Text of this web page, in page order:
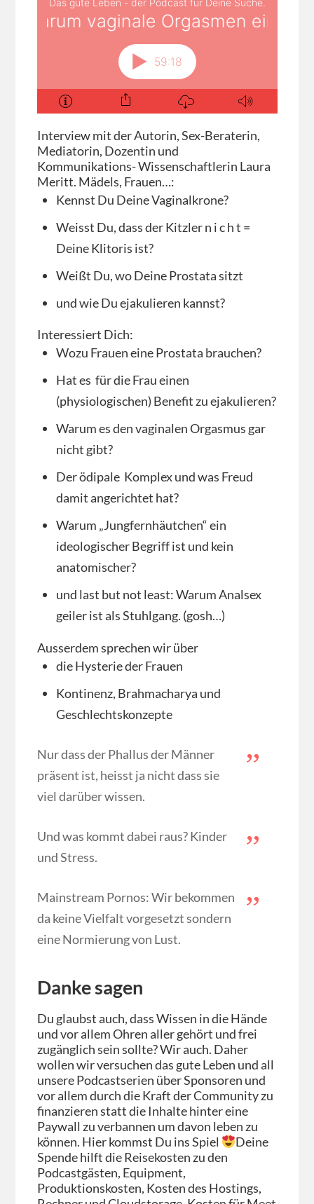
Interview mit der Autorin, Sex-Beraterin,
Mediatorin, Dozentin und
Kommunikations- Wissenschaftlerin Laura
Meritt. Mädels, Frauen…:
Kennst Du Deine Vaginalkrone?
Weisst Du, dass der Kitzler n i c h t =
Deine Klitoris ist?
Weißt Du, wo Deine Prostata sitzt
und wie Du ejakulieren kannst?
Interessiert Dich:
Wozu Frauen eine Prostata brauchen?
Hat es für die Frau einen
(physiologischen) Benefit zu ejakulieren?
Warum es den vaginalen Orgasmus gar
nicht gibt?
Der ödipale Komplex und was Freud
damit angerichtet hat?
Warum „Jungfernhäutchen“ ein
ideologischer Begriff ist und kein
anatomischer?
und last but not least: Warum Analsex
geiler ist als Stuhlgang. (gosh…)
Ausserdem sprechen wir über
die Hysterie der Frauen
Kontinenz, Brahmacharya und
Geschlechtskonzepte
Nur dass der Phallus der Männer
präsent ist, heisst ja nicht dass sie
viel darüber wissen.
Und was kommt dabei raus? Kinder
und Stress.
Mainstream Pornos: Wir bekommen
da keine Vielfalt vorgesetzt sondern
eine Normierung von Lust.
Danke sagen
Du glaubst auch, dass Wissen in die Hände
und vor allem Ohren aller gehört und frei
zugänglich sein sollte? Wir auch. Daher
wollen wir versuchen das gute Leben und all
unsere Podcastserien über Sponsoren und
vor allem durch die Kraft der Community zu
finanzieren statt die Inhalte hinter eine
Paywall zu verbannen um davon leben zu
können. Hier kommst Du ins Spiel
Deine
Spende hilft die Reisekosten zu den
Podcastgästen, Equipment,
Produktionskosten, Kosten des Hostings,